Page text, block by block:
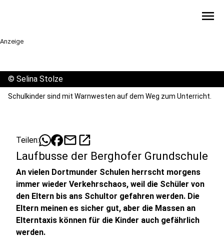
menu
Anzeige
© Selina Stolze
Schulkinder sind mit Warnwesten auf dem Weg zum Unterricht.
Teilen: mailopen_in_new
Laufbusse der Berghofer Grundschule
An vielen Dortmunder Schulen herrscht morgens
immer wieder Verkehrschaos, weil die Schüler von
den Eltern bis ans Schultor gefahren werden. Die
Eltern meinen es sicher gut, aber die Massen an
Elterntaxis können für die Kinder auch gefährlich
werden.